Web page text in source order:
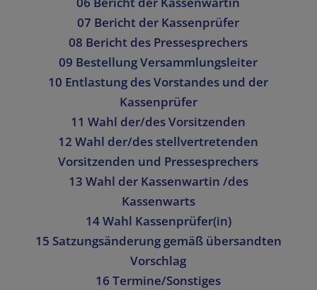
07 Bericht der Kassenprüfer
08 Bericht des Pressesprechers
09 Bestellung Versammlungsleiter
10 Entlastung des Vorstandes und der
Kassenprüfer
11 Wahl der/des Vorsitzenden
12 Wahl der/des stellvertretenden
Vorsitzenden und Pressesprechers
13 Wahl der Kassenwartin /des
Kassenwarts
14 Wahl Kassenprüfer(in)
15 Satzungsänderung gemäß übersandten
Vorschlag
16 Termine/Sonstiges